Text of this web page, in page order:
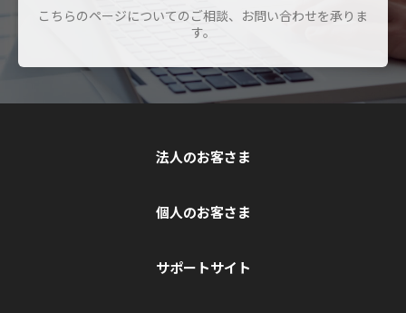
こちらのページについてのご相談、お問い合わせを承りま
す。
法人のお客さま
個人のお客さま
サポートサイト